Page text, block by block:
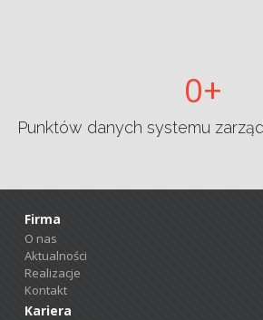
0
Punktów danych systemu
Firma
O nas
Aktualności
Realizacje
Kontakt
Kariera